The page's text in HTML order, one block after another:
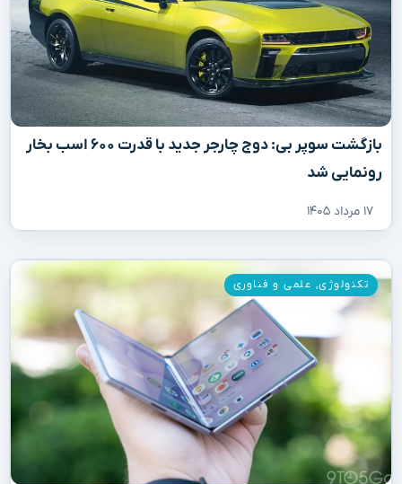
بازگشت سوپر بی: دوج چارجر جدید با قدرت ۶۰۰ اسب بخار
رونمایی شد
۱۷ مرداد ۱۴۰۵
تکنولوژی, علمی و فناوری